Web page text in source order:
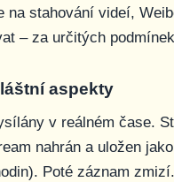
na stahování videí,
– za určitých
aspekty
v reálném čase.
nahrán a uložen
Poté záznam